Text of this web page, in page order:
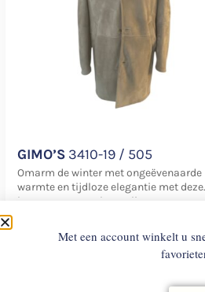
GIMO’S3410-19 / 505
Omarm de winter met ongeëvenaarde
warmte en tijdloze elegantie met deze
lammy coat van het Italiaanse
Met een account winkelt u